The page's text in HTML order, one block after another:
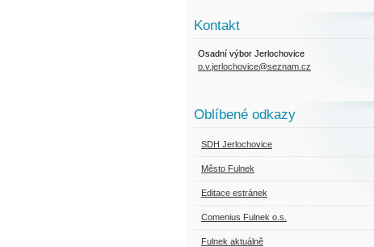
Kontakt
Osadní výbor Jerlochovice
o.v.jerlochovice@seznam.cz
Oblíbené odkazy
SDH Jerlochovice
Město Fulnek
Editace estránek
Comenius Fulnek o.s.
Fulnek aktuálně